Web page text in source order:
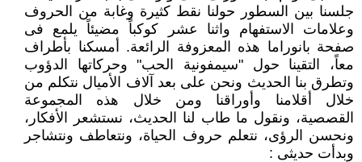
جلسنا بين السطور حولنا نقط كثيرة وغابة من الحروف
وعلامات الاستفهام واثنا عشر كوكباً مضيئاً يلمع فى
صفحة بانوراما هذه المعزوفة الرائعة. أمسكنا بأطراف
معاً، التقينا حول "سيمفونية الحب" وحركاتها الدؤوب
وتطرق بنا الحديث ونحن على بعد آلاف الأميال نتكلم من
خلال أقلامنا وأوراقنا ومن خلال هذه المجموعة
القصصية، ونقول ما طاب لنا الحديث، نستشعر الأفكار،
ونحسن الرؤى، نتعلم حروف الحياة، ونتعاطف ونتشاجر
وبدأت حديثى :